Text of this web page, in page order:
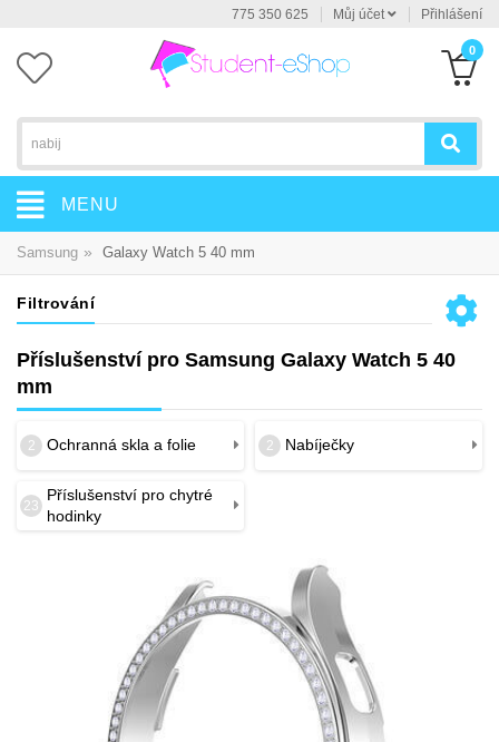
775 350 625 Můj účet Přihlášení
0
MENU
Samsung » Galaxy Watch 5 40 mm
Filtrování
Příslušenství pro Samsung Galaxy Watch 5 40
mm
2 Ochranná skla a folie 2 Nabíječky
23
Příslušenství pro chytré
hodinky